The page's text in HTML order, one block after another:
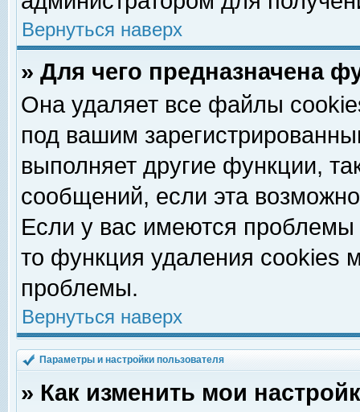
Вернуться наверх
» Для чего предназначена
Она удаляет все файлы
под вашим
выполняет другие функции,
сообщений, если эта
Если у вас имеются
то функция удаления cookies
проблемы.
Вернуться наверх
Параметры и настройки пользователя
» Как изменить мои